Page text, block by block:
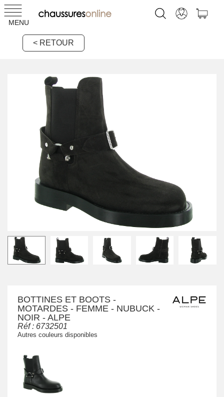
MENU
< RETOUR
BOTTINES ET BOOTS -
MOTARDES - FEMME - NUBUCK -
NOIR - ALPE
Réf : 6732501
Autres couleurs disponibles